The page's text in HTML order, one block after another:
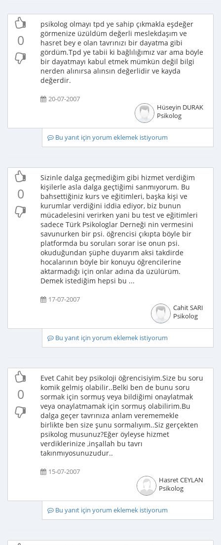
0
psikolog olmayı tpd ye sahip çıkmakla eşdeğer
görmenize üzüldüm değerli meslekdaşım ve
hasret bey e olan tavrınızı bir dayatma gibi
gördüm.Tpd ye tabii ki bağlılığımız var ama böyle
bir dayatmayı kabul etmek mümkün değil bilgi
nerden alınırsa alınsın değerlidir ve kayda
değerdir.
20-07-2007
Hüseyin DURAK
Psikolog
Bu yanıt için yorum eklemek istiyorum
0
Sizinle dalga geçmediğim gibi hizmet verdiğim
kişilerle asla dalga geçtiğimi sanmıyorum. Bu
bahsettiğiniz kurs ve eğitimleri, başka kişi ve
kurumlar verdiğini iddia ediyor, biz bunun
mücadelesini verirken yani bu test ve eğitimleri
sadece Türk Psikologlar Derneği nin vermesini
savunurken bir psi. öğrencisi çıkıpta böyle bir
platformda bu soruları sorar ise onun psi.
okuduğundan şüphe duyarım aksi takdirde
hocalarının böyle bir konuyu öğrencilerine
aktarmadığı için onlar adına da üzülürüm.
Demek istediğim hepsi bu ...
17-07-2007
Cahit SARI
Psikolog
Bu yanıt için yorum eklemek istiyorum
0
Evet Cahit bey psikoloji öğrencisiyim.Size bu soru
komik gelmiş olabilir..Belki ben de bunu soru
sormak için sormuş veya bildiğimi onaylatmak
veya onaylatmamak için sormuş olabilirim.Bu
dalga geçer tavrınıza anlam verememekle
birlikte ben size şunu sormalıyım..Siz gerçekten
psikolog musunuz?Eğer öyleyse hizmet
verdiklerinize ,inşallah bu tavrı
takınmıyosunuzudur..
15-07-2007
Hasret CEYLAN
Psikolog
Bu yanıt için yorum eklemek istiyorum